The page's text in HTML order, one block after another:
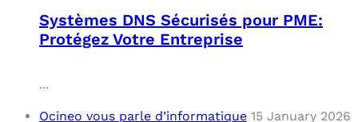
Systèmes DNS Sécurisés pour PME:
Protégez Votre Entreprise
...
Ocineo vous parle d’informatique 15 January 2026